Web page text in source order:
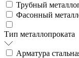
Трубный
Фасонный
Тип металлопроката
Арматура